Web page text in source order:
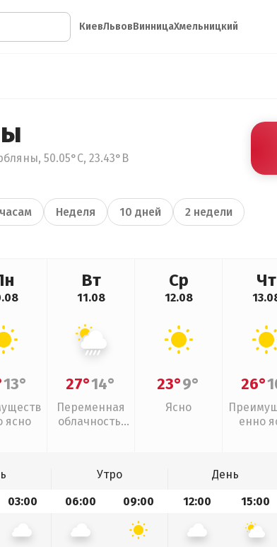
КиевЛьвовВинницаХмельницкий
50.05°С, 23.43°В
Неделя 10 дней 2 недели
13°
ясно
Вт
11.08
27°14°
Переменная
облачность,
Ср
12.08
23°9°
Ясно
Чт
26°
енно
Утро День
03:00 06:00 09:00 12:00 15:00